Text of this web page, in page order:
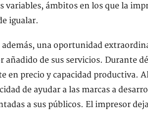
variables, ámbitos en los que la
igualar.
una oportunidad
de sus servicios. Durante
en precio y capacidad productiva.
de ayudar a las marcas a
a sus públicos. El impresor